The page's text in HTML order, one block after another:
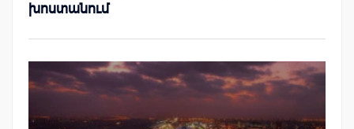
խոստանում